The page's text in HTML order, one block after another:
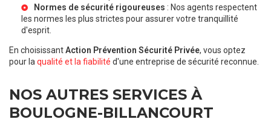
Normes de sécurité rigoureuses : Nos agents respectent
les normes les plus strictes pour assurer votre tranquillité
d'esprit.
En choisissantAction Prévention Sécurité Privée, vous optez
pour la qualité et la fiabilité d'une entreprise de sécurité reconnue.
NOS AUTRES SERVICES À
BOULOGNE-BILLANCOURT